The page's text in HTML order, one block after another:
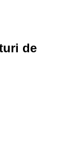
de